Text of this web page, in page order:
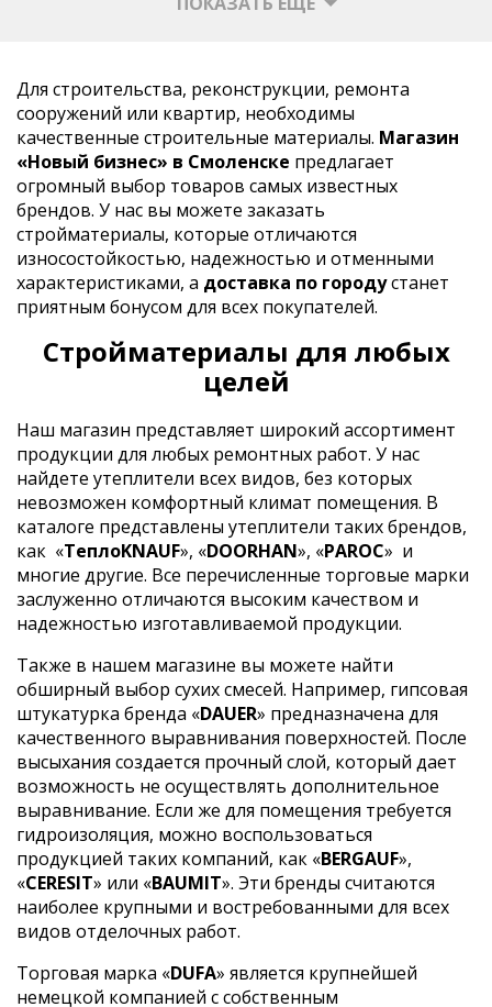
Для строительства, реконструкции, ремонта
сооружений или квартир, необходимы
качественные строительные материалы. Магазин
«Новый бизнес» в Смоленске предлагает
огромный выбор товаров самых известных
брендов. У нас вы можете заказать
стройматериалы, которые отличаются
износостойкостью, надежностью и отменными
характеристиками, а доставка по городустанет
приятным бонусом для всех покупателей.
Стройматериалы для любых
целей
Наш магазин представляет широкий ассортимент
продукции для любых ремонтных работ. У нас
найдете утеплители всех видов, без которых
невозможен комфортный климат помещения. В
каталоге представлены утеплители таких брендов,
как «ТеплоKNAUF», «DOORHAN», «PAROC» и
многие другие. Все перечисленные торговые марки
заслуженно отличаются высоким качеством и
надежностью изготавливаемой продукции.
Также в нашем магазине вы можете найти
обширный выбор сухих смесей. Например, гипсовая
штукатурка бренда «DAUER» предназначена для
качественного выравнивания поверхностей. После
высыхания создается прочный слой, который дает
возможность не осуществлять дополнительное
выравнивание. Если же для помещения требуется
гидроизоляция, можно воспользоваться
продукцией таких компаний, как «BERGAUF»,
«CERESIT» или «BAUMIT». Эти бренды считаются
наиболее крупными и востребованными для всех
видов отделочных работ.
Торговая марка «DUFA» является крупнейшей
немецкой компанией с собственным